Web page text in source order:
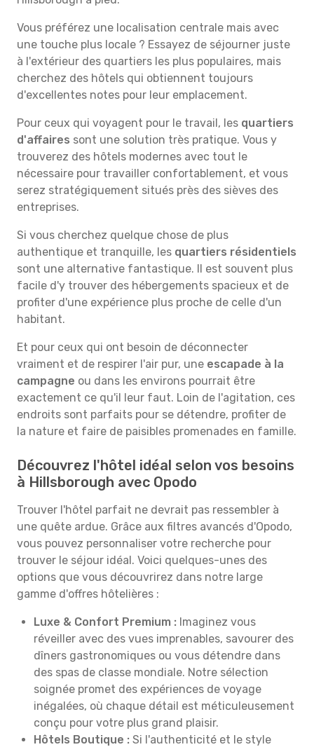
Vous préférez une localisation centrale mais avec
une touche plus locale ? Essayez de séjourner juste
à l'extérieur des quartiers les plus populaires, mais
cherchez des hôtels qui obtiennent toujours
d'excellentes notes pour leur emplacement.
Pour ceux qui voyagent pour le travail, les quartiers
d'affaires sont une solution très pratique. Vous y
trouverez des hôtels modernes avec tout le
nécessaire pour travailler confortablement, et vous
serez stratégiquement situés près des sièves des
entreprises.
Si vous cherchez quelque chose de plus
authentique et tranquille, les quartiers résidentiels
sont une alternative fantastique. Il est souvent plus
facile d'y trouver des hébergements spacieux et de
profiter d'une expérience plus proche de celle d'un
habitant.
Et pour ceux qui ont besoin de déconnecter
vraiment et de respirer l'air pur, une escapade à la
campagne ou dans les environs pourrait être
exactement ce qu'il leur faut. Loin de l'agitation, ces
endroits sont parfaits pour se détendre, profiter de
la nature et faire de paisibles promenades en famille.
Découvrez l'hôtel idéal selon vos besoins
à Hillsborough avec Opodo
Trouver l'hôtel parfait ne devrait pas ressembler à
une quête ardue. Grâce aux filtres avancés d'Opodo,
vous pouvez personnaliser votre recherche pour
trouver le séjour idéal. Voici quelques-unes des
options que vous découvrirez dans notre large
gamme d'offres hôtelières :
Luxe & Confort Premium : Imaginez vous
réveiller avec des vues imprenables, savourer des
dîners gastronomiques ou vous détendre dans
des spas de classe mondiale. Notre sélection
soignée promet des expériences de voyage
inégalées, où chaque détail est méticuleusement
conçu pour votre plus grand plaisir.
Hôtels Boutique : Si l'authenticité et le style